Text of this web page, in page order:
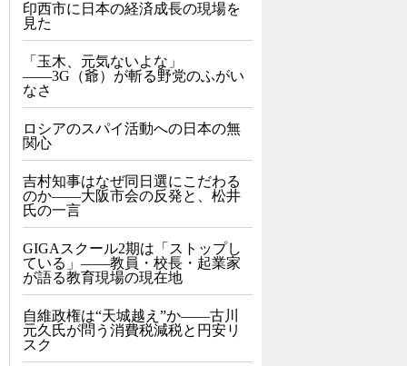
印西市に日本の経済成長の現場を
見た
「玉木、元気ないよな」
――3G（爺）が斬る野党のふがい
なさ
ロシアのスパイ活動への日本の無
関心
吉村知事はなぜ同日選にこだわる
のか――大阪市会の反発と、松井
氏の一言
GIGAスクール2期は「ストップし
ている」——教員・校長・起業家
が語る教育現場の現在地
自維政権は“天城越え”か――古川
元久氏が問う消費税減税と円安リ
スク